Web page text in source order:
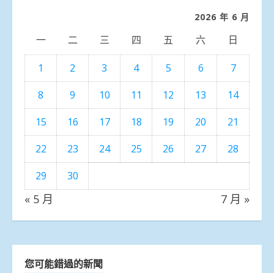
2026 年 6 月
一 二 三 四 五 六 日
1 2 3 4 5 6
7
8
9 10 11 12 13
14
15
16 17 18 19 20
21
22
23 24 25 26 27
28
29
30
« 5 月 7 月 »
您可能錯過的新聞